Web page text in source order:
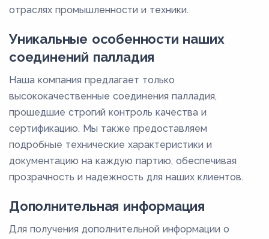
отраслях промышленности и техники.
Уникальные особенности наших
соединений палладия
Наша компания предлагает только
высококачественные соединения палладия,
прошедшие строгий контроль качества и
сертификацию. Мы также предоставляем
подробные технические характеристики и
документацию на каждую партию, обеспечивая
прозрачность и надежность для наших клиентов.
Дополнительная информация
Для получения дополнительной информации о